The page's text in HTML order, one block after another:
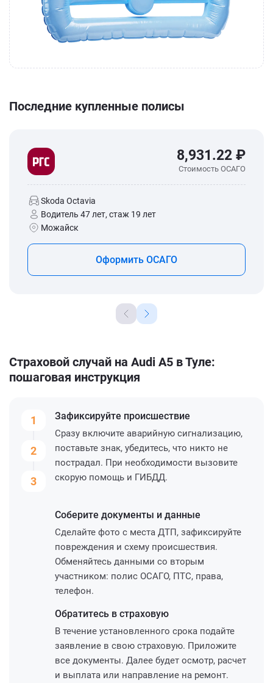
Последние купленные полисы
8,931.22 ₽
Стоимость ОСАГО
Skoda Octavia
Водитель 47 лет, стаж 19 лет
Можайск
Оформить ОСАГО
Страховой случай на Audi A5 в Туле:
пошаговая инструкция
1
2
3
Зафиксируйте происшествие
Сразу включите аварийную сигнализацию,
поставьте знак, убедитесь, что никто не
пострадал. При необходимости вызовите
скорую помощь и ГИБДД.
Соберите документы и данные
Сделайте фото с места ДТП, зафиксируйте
повреждения и схему происшествия.
Обменяйтесь данными со вторым
участником: полис ОСАГО, ПТС, права,
телефон.
Обратитесь в страховую
В течение установленного срока подайте
заявление в свою страховую. Приложите
все документы. Далее будет осмотр, расчет
и выплата или направление на ремонт.